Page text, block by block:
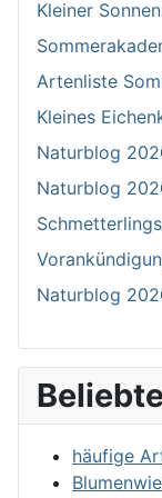
Kleiner
Artenliste
Kleines
Naturblog
Naturblog
Naturblog
häufige